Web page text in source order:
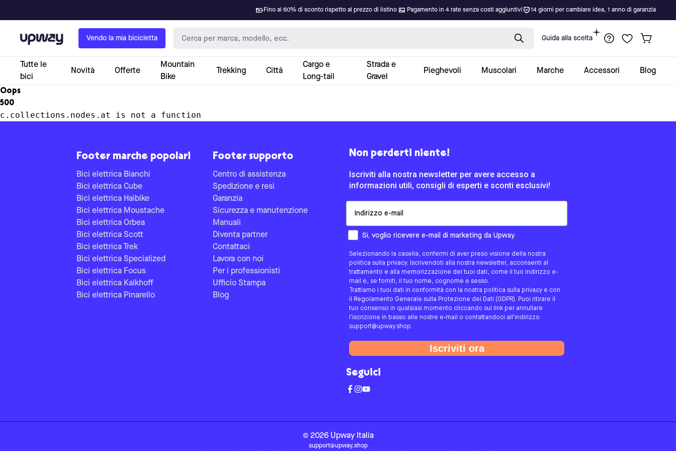
Fino al 60% di sconto rispetto al prezzo di listino Pagamento in 4 rate senza costi aggiuntivi 14 giorni per cambiare idea, 1 anno di garanzia
Upway Vendo la mia bicicletta Guida alla scelta
Tutte le
bici
Novità Offerte
Mountain
Bike
Trekking Città
Cargo e
Long-tail
Strada e
Gravel
Pieghevoli Muscolari Marche Accessori Blog
Oops
500
c.collections.nodes.at is not a function
Footer marche popolari
Bici elettrica Bianchi
Bici elettrica Cube
Bici elettrica Haibike
Bici elettrica Moustache
Bici elettrica Orbea
Bici elettrica Scott
Bici elettrica Trek
Bici elettrica Specialized
Bici elettrica Focus
Bici elettrica Kalkhoff
Bici elettrica Pinarello
Footer supporto
Centro di assistenza
Spedizione e resi
Garanzia
Sicurezza e manutenzione
Manuali
Diventa partner
Contattaci
Lavora con noi
Per i professionisti
Ufficio Stampa
Blog
Non perderti niente!
Iscriviti alla nostra newsletter per avere accesso a
informazioni utili, consigli di esperti e sconti esclusivi!
Come preferisci essere contattato/a?
Si, voglio ricevere e-mail di marketing da Upway.
Selezionando la casella, confermi di aver preso visione della nostra
politica sulla privacy. Iscrivendoti alla nostra newsletter, acconsenti al
trattamento e alla memorizzazione dei tuoi dati, come il tuo indirizzo e-
mail e, se forniti, il tuo nome, cognome e sesso.
Trattiamo i tuoi dati in conformità con la nostra politica sulla privacy e con
il Regolamento Generale sulla Protezione dei Dati (GDPR). Puoi ritirare il
tuo consenso in qualsiasi momento cliccando sul link per annullare
l'iscrizione in basso alle nostre e-mail o contattandoci all'indirizzo
support@upway.shop.
Iscriviti ora
Seguici
© 2026 Upway Italia
support@upway.shop